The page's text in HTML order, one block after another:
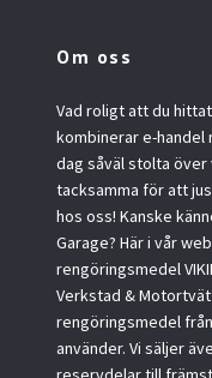
Om oss
Vad roligt att du
kombinerar e-handel
dag såväl stolta
tacksamma för att
hos oss! Kanske
Garage? Här i vår
rengöringsmedel
Verkstad &
rengöringsmedel
använder. Vi säljer